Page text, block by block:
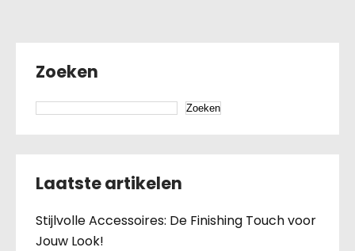
Zoeken
Zoeken
Laatste artikelen
Stijlvolle Accessoires: De Finishing Touch voor
Jouw Look!